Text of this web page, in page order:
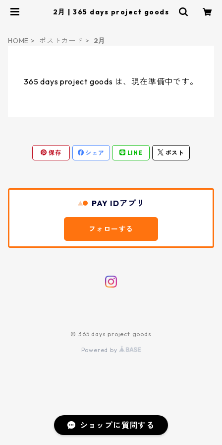
2月 | 365 days project goods
HOME ポストカード 2月
365 days project goods は、現在準備中です。
保存 シェア LINE ポスト
PAY IDアプリ
フォローする
© 365 days project goods
Powered by
ショップに質問する